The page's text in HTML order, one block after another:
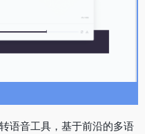
语音工具，基于前沿的多语